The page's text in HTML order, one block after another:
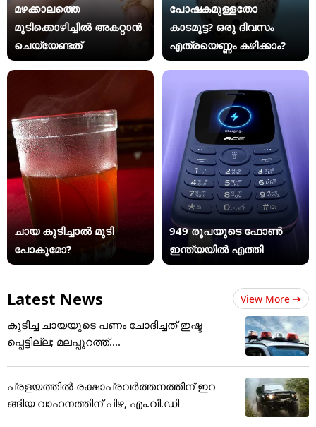
മഴക്കാലത്തെ
മുടിക്കൊഴിച്ചിൽ അകറ്റാൻ
ചെയ്യേണ്ടത്
പോഷകമുള്ളതോ
കാടമുട്ട? ഒരു ദിവസം
എത്രയെണ്ണം കഴിക്കാം?
ചായ കുടിച്ചാൽ മുടി
പോകുമോ?
949 രൂപയുടെ ഫോൺ
ഇന്ത്യയിൽ എത്തി
Latest News View More
കുടിച്ച ചായയുടെ പണം ചോദിച്ചത് ഇഷ്ട
പ്പെട്ടില്ല; മലപ്പുറത്ത്....
പ്രളയത്തിൽ രക്ഷാപ്രവർത്തനത്തിന് ഇറ
ങ്ങിയ വാഹനത്തിന് പിഴ, എം.വി.ഡി